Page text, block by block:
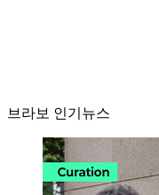
브라보 인기뉴스